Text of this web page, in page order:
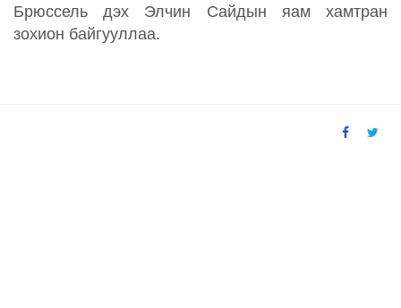
Брюссель дэх Элчин Сайдын яам хамтран
зохион байгууллаа.